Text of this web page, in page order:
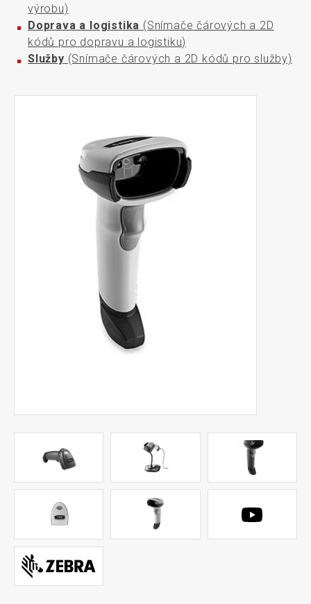
výrobu)
Doprava a logistika (Snímače čárových a 2D
kódů pro dopravu a logistiku)
Služby (Snímače čárových a 2D kódů pro služby)